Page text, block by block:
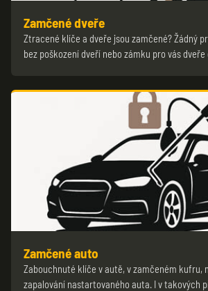
Zamčené dveře
Ztracené klíče a dveře jsou zamčené? Žádný
bez poškození dveří nebo zámku pro vás
Zamčené auto
Zabouchnuté klíče v autě, v zamčeném kufru,
zapalování nastartovaného auta. I v takových